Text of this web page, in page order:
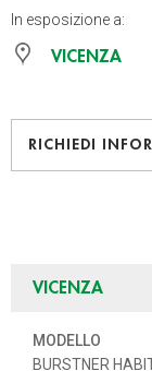
In esposizione a:
VICENZA
RICHIEDI
VICENZA
MODELLO
BURSTNER